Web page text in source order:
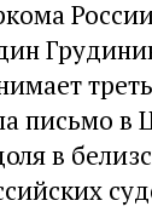
письмо в
в